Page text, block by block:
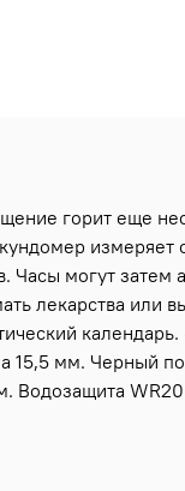
горит еще
измеряет
Часы могут затем
лекарства или
календарь.
15,5 мм. Черный
Водозащита